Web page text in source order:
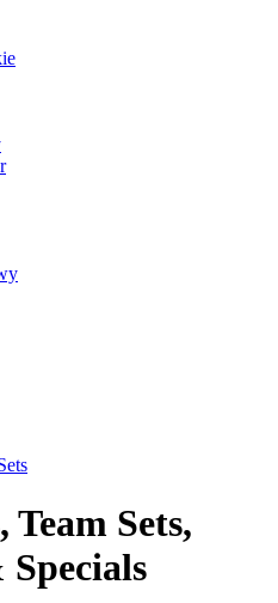
Team Sets,